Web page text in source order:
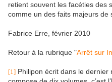
retient souvent les facéties des
comme un des faits majeurs de
Fabrice Erre, février 2010
Retour à la rubrique "Arrêt sur
[1] Philipon écrit dans le